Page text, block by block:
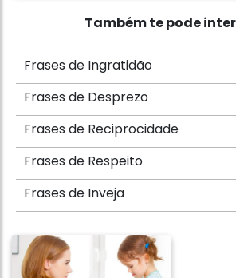
Também te pode
Frases de Ingratidão
Frases de Desprezo
Frases de Reciprocidade
Frases de Respeito
Frases de Inveja